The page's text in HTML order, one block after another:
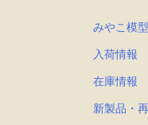
みやこ模
入荷情報
在庫情報
新製品・